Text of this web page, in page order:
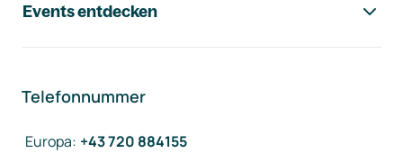
Events entdecken
Telefonnummer
Europa: +43 720 884155